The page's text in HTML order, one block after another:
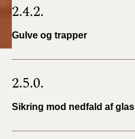
2.4.2.
Gulve og trapper
2.5.0.
Sikring mod nedfald af glas